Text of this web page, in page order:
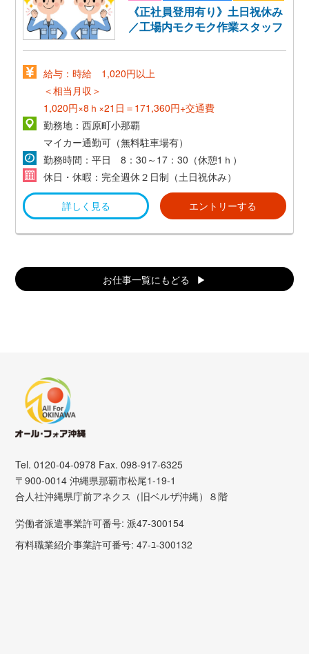
《正社員登用有り》土日祝休み
／工場内モクモク作業スタッフ
給与：時給 1,020円以上
＜相当月収＞
1,020円×8ｈ×21日＝171,360円+交通費
勤務地：西原町小那覇
マイカー通勤可（無料駐車場有）
勤務時間：平日 8：30～17：30（休憩1ｈ）
休日・休暇：完全週休２日制（土日祝休み）
詳しく見る エントリーする
お仕事一覧にもどる
Tel. 0120-04-0978 Fax. 098-917-6325
〒900-0014 沖縄県那覇市松尾1-19-1
合人社沖縄県庁前アネクス（旧ベルザ沖縄）８階
労働者派遣事業許可番号: 派47-300154
有料職業紹介事業許可番号: 47-ﾕ-300132